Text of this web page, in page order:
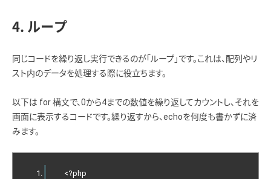
4. ループ
同じコードを繰り返し実行できるのが「ループ」です。これは、配列やリ
スト内のデータを処理する際に役立ちます。
以下は for 構文で、0から4までの数値を繰り返してカウントし、それを
画面に表示するコードです。繰り返すから、echoを何度も書かずに済
みます。
<?php